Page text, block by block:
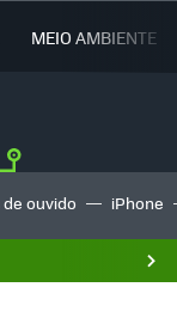
MEIO AMBIENTE
de ouvido iPhone